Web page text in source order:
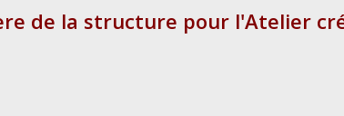
de la structure pour l'Atelier